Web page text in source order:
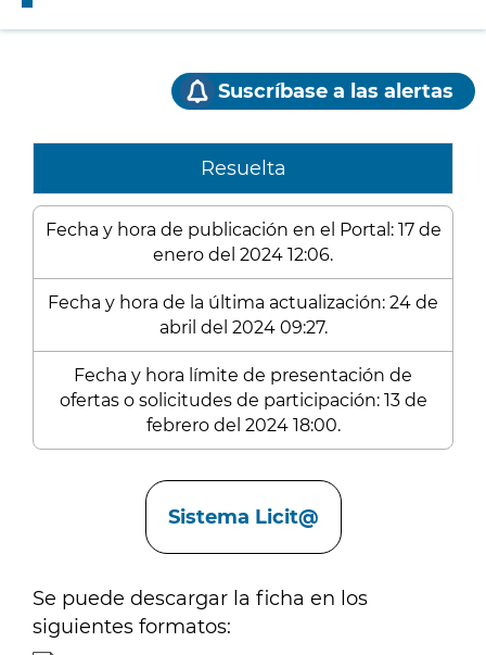
Suscríbase a las alertas
Resuelta
Fecha y hora de publicación en el Portal: 17 de
enero del 2024 12:06.
Fecha y hora de la última actualización: 24 de
abril del 2024 09:27.
Fecha y hora límite de presentación de
ofertas o solicitudes de participación: 13 de
febrero del 2024 18:00.
Sistema Licit@
Se puede descargar la ficha en los
siguientes formatos: